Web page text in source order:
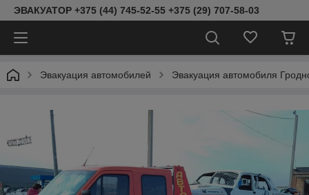
ЭВАКУАТОР +375 (44) 745-52-55 +375 (29) 707-58-03
Эвакуация автомобилей Эвакуация автомобиля